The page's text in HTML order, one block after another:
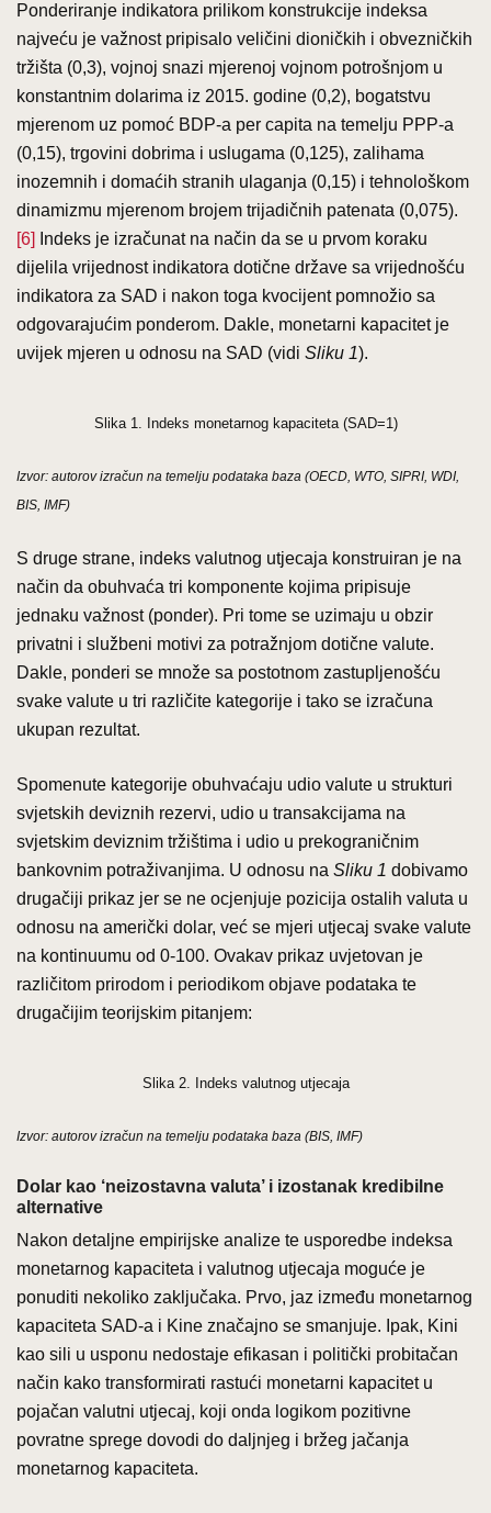
Ponderiranje indikatora prilikom konstrukcije indeksa
najveću je važnost pripisalo veličini dioničkih i obvezničkih
tržišta (0,3), vojnoj snazi mjerenoj vojnom potrošnjom u
konstantnim dolarima iz 2015. godine (0,2), bogatstvu
mjerenom uz pomoć BDP-a per capita na temelju PPP-a
(0,15), trgovini dobrima i uslugama (0,125), zalihama
inozemnih i domaćih stranih ulaganja (0,15) i tehnološkom
dinamizmu mjerenom brojem trijadičnih patenata (0,075).
[6]
Indeks je izračunat na način da se u prvom koraku
dijelila vrijednost indikatora dotične države sa vrijednošću
indikatora za SAD i nakon toga kvocijent pomnožio sa
odgovarajućim ponderom. Dakle, monetarni kapacitet je
uvijek mjeren u odnosu na SAD (vidi Sliku 1).
Slika 1. Indeks monetarnog kapaciteta (SAD=1)
Izvor: autorov izračun na temelju podataka baza (OECD, WTO, SIPRI, WDI,
BIS, IMF)
S druge strane, indeks valutnog utjecaja konstruiran je na
način da obuhvaća tri komponente kojima pripisuje
jednaku važnost (ponder). Pri tome se uzimaju u obzir
privatni i službeni motivi za potražnjom dotične valute.
Dakle, ponderi se množe sa postotnom zastupljenošću
svake valute u tri različite kategorije i tako se izračuna
ukupan rezultat.
Spomenute kategorije obuhvaćaju udio valute u strukturi
svjetskih deviznih rezervi, udio u transakcijama na
svjetskim deviznim tržištima i udio u prekograničnim
bankovnim potraživanjima. U odnosu na Sliku 1 dobivamo
drugačiji prikaz jer se ne ocjenjuje pozicija ostalih valuta u
odnosu na američki dolar, već se mjeri utjecaj svake valute
na kontinuumu od 0-100. Ovakav prikaz uvjetovan je
različitom prirodom i periodikom objave podataka te
drugačijim teorijskim pitanjem:
Slika 2. Indeks valutnog utjecaja
Izvor: autorov izračun na temelju podataka baza (BIS, IMF)
Dolar kao ‘neizostavna valuta’ i izostanak kredibilne
alternative
Nakon detaljne empirijske analize te usporedbe indeksa
monetarnog kapaciteta i valutnog utjecaja moguće je
ponuditi nekoliko zaključaka. Prvo, jaz između monetarnog
kapaciteta SAD-a i Kine značajno se smanjuje. Ipak, Kini
kao sili u usponu nedostaje efikasan i politički probitačan
način kako transformirati rastući monetarni kapacitet u
pojačan valutni utjecaj, koji onda logikom pozitivne
povratne sprege dovodi do daljnjeg i bržeg jačanja
monetarnog kapaciteta.